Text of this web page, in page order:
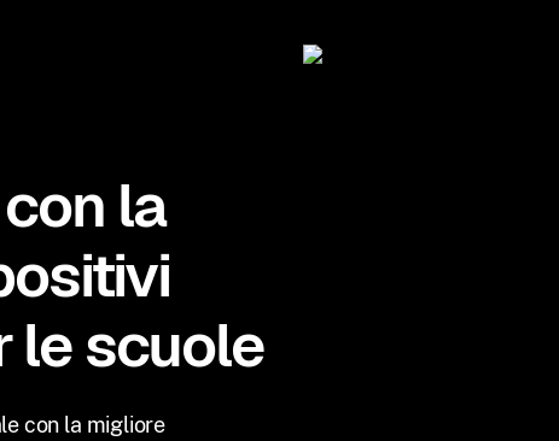
la
le scuole
con la migliore